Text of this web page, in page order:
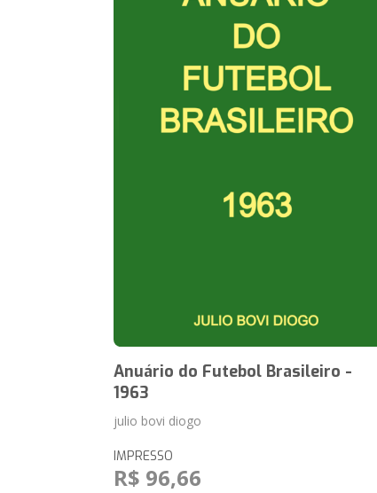
Anuário do Futebol Brasileiro -
1963
julio bovi diogo
IMPRESSO
R$ 96,66